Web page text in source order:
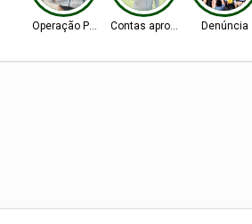
Operação PolicialContas aprovadas Denúncia